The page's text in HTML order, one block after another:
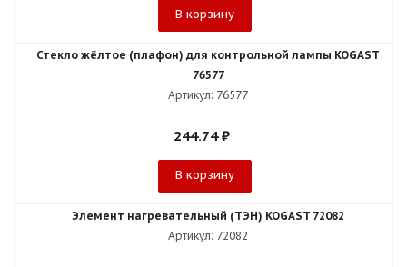
В корзину
Стекло жёлтое (плафон) для контрольной лампы KOGAST
76577
Артикул: 76577
244.74₽
В корзину
Элемент нагревательный (ТЭН) KOGAST 72082
Артикул: 72082